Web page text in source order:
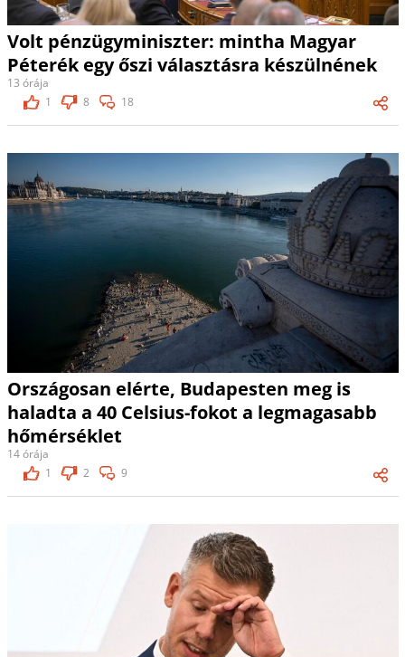
Volt pénzügyminiszter: mintha Magyar
Péterék egy őszi választásra készülnének
13 órája
1
8 18
Országosan elérte, Budapesten meg is
haladta a 40 Celsius-fokot a legmagasabb
hőmérséklet
14 órája
1
2 9